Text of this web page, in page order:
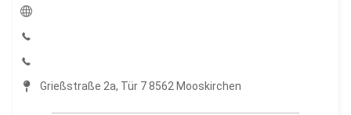
Grießstraße 2a, Tür 7 8562 Mooskirchen